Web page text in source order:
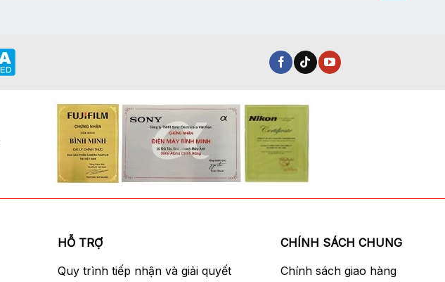
HỖ TRỢ
Quy trình tiếp nhận và giải quyết
CHÍNH SÁCH CHUNG
Chính sách giao hàng